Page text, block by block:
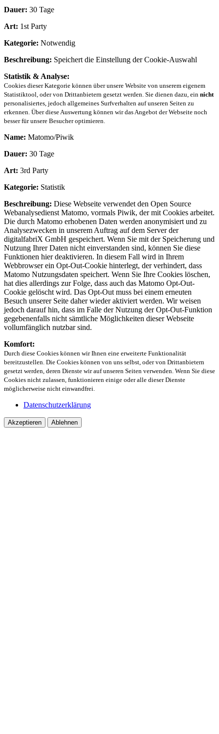
Dauer: 30 Tage
Art: 1st Party
Kategorie: Notwendig
Beschreibung: Speichert die Einstellung der Cookie-Auswahl
Statistik & Analyse:
Cookies dieser Kategorie können über unsere Website von unserem eigenem
Statistiktool, oder von Drittanbietern gesetzt werden. Sie dienen dazu, ein nicht
personalisiertes, jedoch allgemeines Surfverhalten auf unseren Seiten zu
erkennen. Über diese Auswertung können wir das Angebot der Webseite noch
besser für unsere Besucher optimieren.
Name: Matomo/Piwik
Dauer: 30 Tage
Art: 3rd Party
Kategorie: Statistik
Beschreibung: Diese Webseite verwendet den Open Source
Webanalysedienst Matomo, vormals Piwik, der mit Cookies arbeitet.
Die durch Matomo erhobenen Daten werden anonymisiert und zu
Analysezwecken in unserem Auftrag auf dem Server der
digitalfabriX GmbH gespeichert. Wenn Sie mit der Speicherung und
Nutzung Ihrer Daten nicht einverstanden sind, können Sie diese
Funktionen hier deaktivieren. In diesem Fall wird in Ihrem
Webbrowser ein Opt-Out-Cookie hinterlegt, der verhindert, dass
Matomo Nutzungsdaten speichert. Wenn Sie Ihre Cookies löschen,
hat dies allerdings zur Folge, dass auch das Matomo Opt-Out-
Cookie gelöscht wird. Das Opt-Out muss bei einem erneuten
Besuch unserer Seite daher wieder aktiviert werden. Wir weisen
jedoch darauf hin, dass im Falle der Nutzung der Opt-Out-Funktion
gegebenenfalls nicht sämtliche Möglichkeiten dieser Webseite
vollumfänglich nutzbar sind.
Komfort:
Durch diese Cookies können wir Ihnen eine erweiterte Funktionalität
bereitzustellen. Die Cookies können von uns selbst, oder von Drittanbietern
gesetzt werden, deren Dienste wir auf unseren Seiten verwenden. Wenn Sie diese
Cookies nicht zulassen, funktionieren einige oder alle dieser Dienste
möglicherweise nicht einwandfrei.
Datenschutzerklärung
Akzeptieren Ablehnen